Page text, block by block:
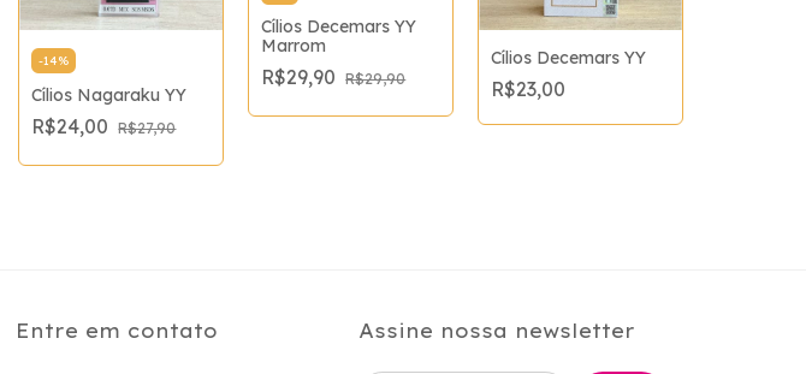
-14%
Cílios Nagaraku YY
R$24,00 R$27,90
Cílios Decemars YY
Marrom
R$29,90 R$29,90
Cílios Decemars YY
R$23,00
Entre em contato Assine nossa newsletter